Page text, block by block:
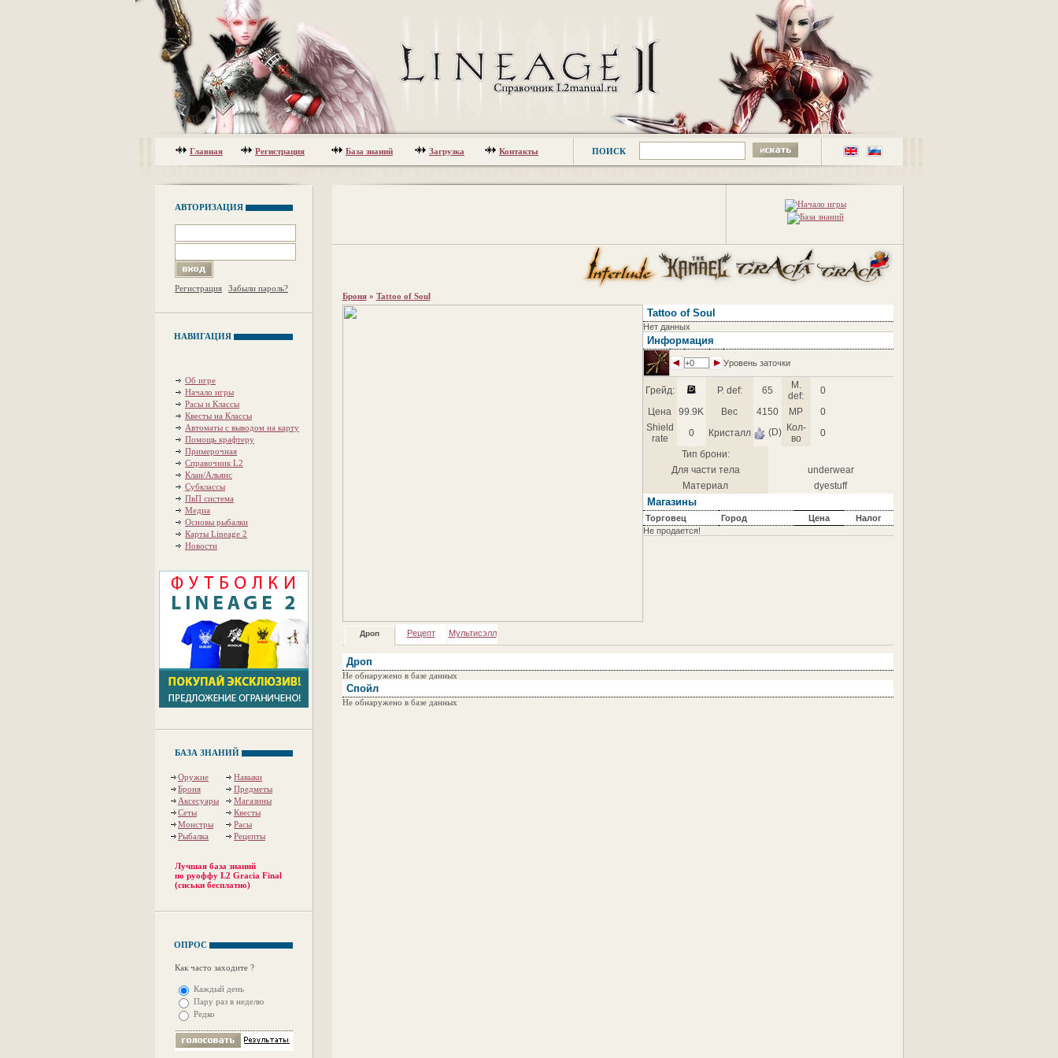
Главная Регистрация База знаний Загрузка Контакты ПОИСК
АВТОРИЗАЦИЯ
Регистрация Забыли пароль?
НАВИГАЦИЯ
Об игре
Начало игры
Расы и Классы
Квесты на Классы
Автоматы с выводом на карту
Помощь крафтеру
Примерочная
Справочник L2
Клан/Альянс
Субклассы
ПвП система
Медиа
Основы рыбалки
Карты Lineage 2
Новости
БАЗА ЗНАНИЙ
Оружие
Навыки
Броня
Предметы
Аксесуары
Магазины
Сеты
Квесты
Монстры
Расы
Рыбалка
Рецепты
Лучшая база знаний
по руоффу L2 Gracia Final
(сиськи бесплатно)
ОПРОС
Как часто заходите ?
Каждый день
Пару раз в неделю
Редко
Броня» Tattoo of Soul
Tattoo of Soul
Нет данных
Информация
+0 Уровень заточки
Грейд: P. def: 65
M.
def:
0
Цена
99.9K Вес 4150 MP
0
Shield
rate
0 Кристалл (D)
Кол-
во
0
Тип брони:
Для части тела
underwear
Материал
dyestuff
Магазины
Торговец Город Цена
Налог
Не продается!
Дроп Рецепт Мультисэлл
Дроп
Не обнаружено в базе данных
Спойл
Не обнаружено в базе данных